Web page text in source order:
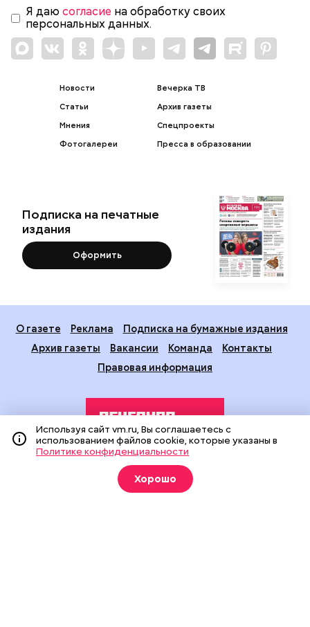
Я даю согласие на обработку своих
персональных данных.
Новости
Статьи
Мнения
Фотогалереи
Вечерка ТВ
Архив газеты
Спецпроекты
Пресса в образовании
Подписка на печатные
издания
Оформить
О газете Реклама
Подписка на бумажные издания
Архив газеты
Вакансии Команда
Контакты
Правовая информация
Издание создано при финансовой поддержке Департамента
средств массовой информации и рекламы города Москвы.
На сайте применяются рекомендательные технологии
Используя сайт vm.ru, Вы соглашаетесь с
использованием файлов cookie, которые указаны в
Политике конфиденциальности
Хорошо